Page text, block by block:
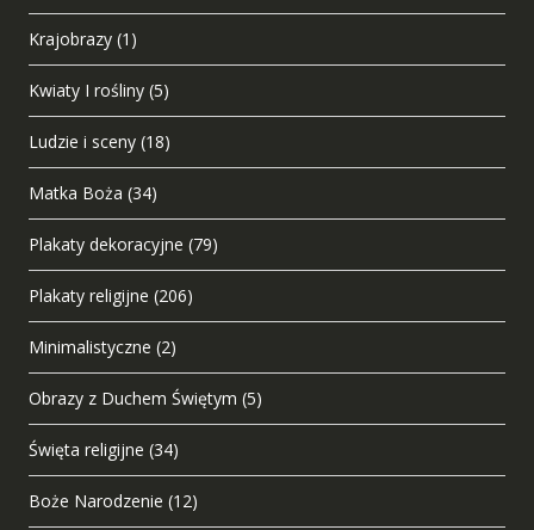
Krajobrazy (1)
Kwiaty I rośliny (5)
Ludzie i sceny (18)
Matka Boża (34)
Plakaty dekoracyjne (79)
Plakaty religijne (206)
Minimalistyczne (2)
Obrazy z Duchem Świętym (5)
Święta religijne (34)
Boże Narodzenie (12)